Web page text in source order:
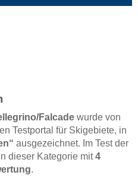
​Falcade wurde von
Testportal für Skigebiete, in
ausgezeichnet. Im Test der
dieser Kategorie mit4
.